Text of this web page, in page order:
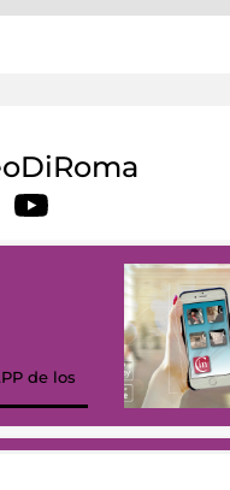
de los